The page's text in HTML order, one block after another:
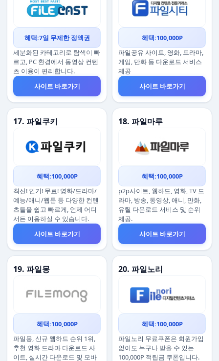
혜택:7일 무제한 정액권
세분화된 카테고리로 탐색이 빠
르고, PC 환경에서 동영상 컨텐
츠 이용이 편리합니다.
사이트 바로가기
혜택:100,000P
파일공유 사이트, 영화, 드라마,
게임, 만화 등 다운로드 서비스
제공
사이트 바로가기
17. 파일쿠키
혜택:100,000P
최신! 인기! 무료! 영화/드라마/
예능/애니/웹툰 등 다양한 컨텐
츠들을 쉽고 빠르게, 언제 어디
서든 이용하실 수 있습니다.
사이트 바로가기
18. 파일마루
혜택:100,000P
p2p사이트, 웹하드, 영화, TV 드
라마, 방송, 동영상, 애니, 만화,
유틸 다운로드 서비스 및 순위
제공.
사이트 바로가기
19. 파일몽
혜택:100,000P
파일몽, 신규 웹하드 순위 1위,
추천 영화 드라마 다운로드 사
이트, 실시간 다운로드 및 모바
20. 파일노리
혜택:100,000P
파일노리 무료쿠폰은 회원가입
없이도 누구나 받을 수 있는
100,000P 적립금 쿠폰입니다.